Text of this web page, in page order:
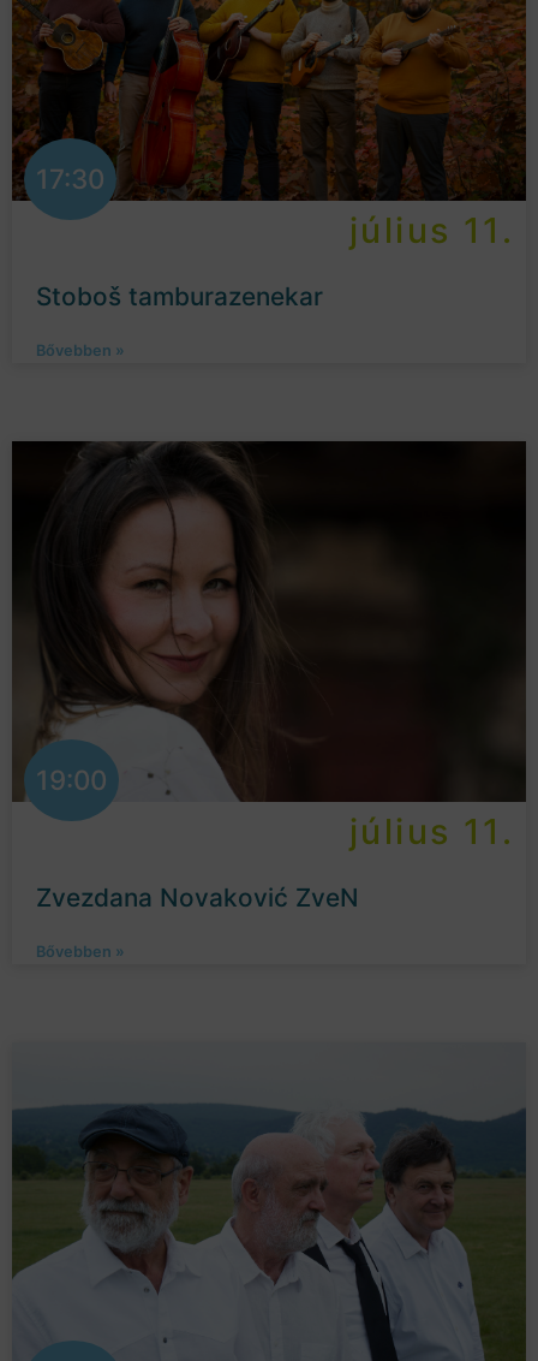
17:30
július 11.
Stoboš tamburazenekar
Bővebben »
19:00
július 11.
Zvezdana Novaković ZveN
Bővebben »